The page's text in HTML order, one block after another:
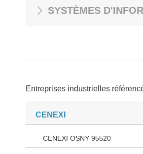
SYSTÈMES
Entreprises industrielles
CENEXI
CENEXI OSNY 95520